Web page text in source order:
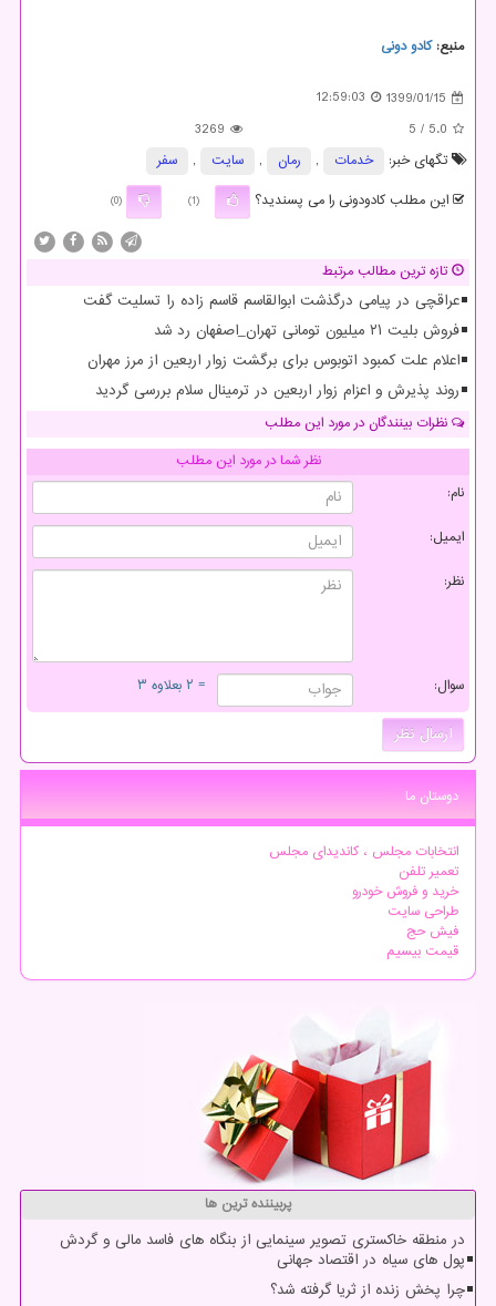
منبع:كادو دونی
1399/01/15
12:59:03
5.0
/ 5
3269
تگهای خبر:
خدمات , رمان , سایت ,
سفر
این مطلب کادودونی را می پسندید؟
(1)
(0)
تازه ترین مطالب مرتبط
عراقچی در پیامی درگذشت ابوالقاسم قاسم زاده را تسلیت گفت
فروش بلیت ۲۱ میلیون تومانی تهران_اصفهان رد شد
اعلام علت کمبود اتوبوس برای برگشت زوار اربعین از مرز مهران
روند پذیرش و اعزام زوار اربعین در ترمینال سلام بررسی گردید
نظرات بینندگان در مورد این مطلب
نظر شما در مورد این مطلب
نام:
ایمیل:
نظر:
سوال: = ۲ بعلاوه ۳
دوستان ما
انتخابات مجلس ، کاندیدای مجلس
تعمیر تلفن
خرید و فروش خودرو
طراحی سایت
فیش حج
قیمت بیسیم
پربیننده ترین ها
در منطقه خاکستری تصویر سینمایی از بنگاه های فاسد مالی و گردش
پول های سیاه در اقتصاد جهانی
چرا پخش زنده از ثریا گرفته شد؟